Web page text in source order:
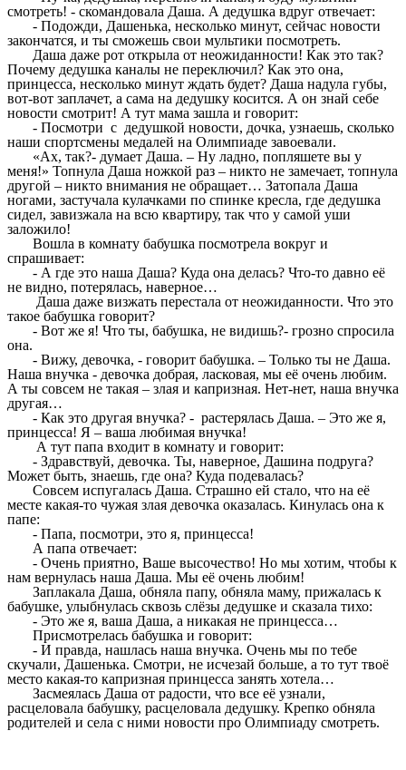
смотреть! - скомандовала Даша. А дедушка вдруг отвечает:
- Подожди, Дашенька, несколько минут, сейчас новости
закончатся, и ты сможешь свои мультики посмотреть.
Даша даже рот открыла от неожиданности! Как это так?
Почему дедушка каналы не переключил? Как это она,
принцесса, несколько минут ждать будет? Даша надула губы,
вот-вот заплачет, а сама на дедушку косится. А он знай себе
новости смотрит! А тут мама зашла и говорит:
- Посмотри с дедушкой новости, дочка, узнаешь, сколько
наши спортсмены медалей на Олимпиаде завоевали.
«Ах, так?- думает Даша. – Ну ладно, попляшете вы у
меня!» Топнула Даша ножкой раз – никто не замечает, топнула
другой – никто внимания не обращает… Затопала Даша
ногами, застучала кулачками по спинке кресла, где дедушка
сидел, завизжала на всю квартиру, так что у самой уши
заложило!
Вошла в комнату бабушка посмотрела вокруг и
спрашивает:
- А где это наша Даша? Куда она делась? Что-то давно её
не видно, потерялась, наверное…
Даша даже визжать перестала от неожиданности. Что это
такое бабушка говорит?
- Вот же я! Что ты, бабушка, не видишь?- грозно спросила
она.
- Вижу, девочка, - говорит бабушка. – Только ты не Даша.
Наша внучка - девочка добрая, ласковая, мы её очень любим.
А ты совсем не такая – злая и капризная. Нет-нет, наша внучка
другая…
- Как это другая внучка? - растерялась Даша. – Это же я,
принцесса! Я – ваша любимая внучка!
А тут папа входит в комнату и говорит:
- Здравствуй, девочка. Ты, наверное, Дашина подруга?
Может быть, знаешь, где она? Куда подевалась?
Совсем испугалась Даша. Страшно ей стало, что на её
месте какая-то чужая злая девочка оказалась. Кинулась она к
папе:
- Папа, посмотри, это я, принцесса!
А папа отвечает:
- Очень приятно, Ваше высочество! Но мы хотим, чтобы к
нам вернулась наша Даша. Мы её очень любим!
Заплакала Даша, обняла папу, обняла маму, прижалась к
бабушке, улыбнулась сквозь слёзы дедушке и сказала тихо:
- Это же я, ваша Даша, а никакая не принцесса…
Присмотрелась бабушка и говорит:
- И правда, нашлась наша внучка. Очень мы по тебе
скучали, Дашенька. Смотри, не исчезай больше, а то тут твоё
место какая-то капризная принцесса занять хотела…
Засмеялась Даша от радости, что все её узнали,
расцеловала бабушку, расцеловала дедушку. Крепко обняла
родителей и села с ними новости про Олимпиаду смотреть.